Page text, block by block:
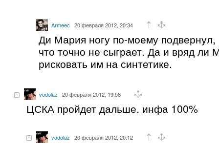
Armeec 20 февраля 2012, 20:34
Ди Мария ногу по-моему
что точно не сыграет. Да и вряд ли
рисковать им на синтетике.
vodolaz 20 февраля 2012, 19:58
ЦСКА пройдет дальше. инфа 100%
vodolaz 20 февраля 2012, 20:12